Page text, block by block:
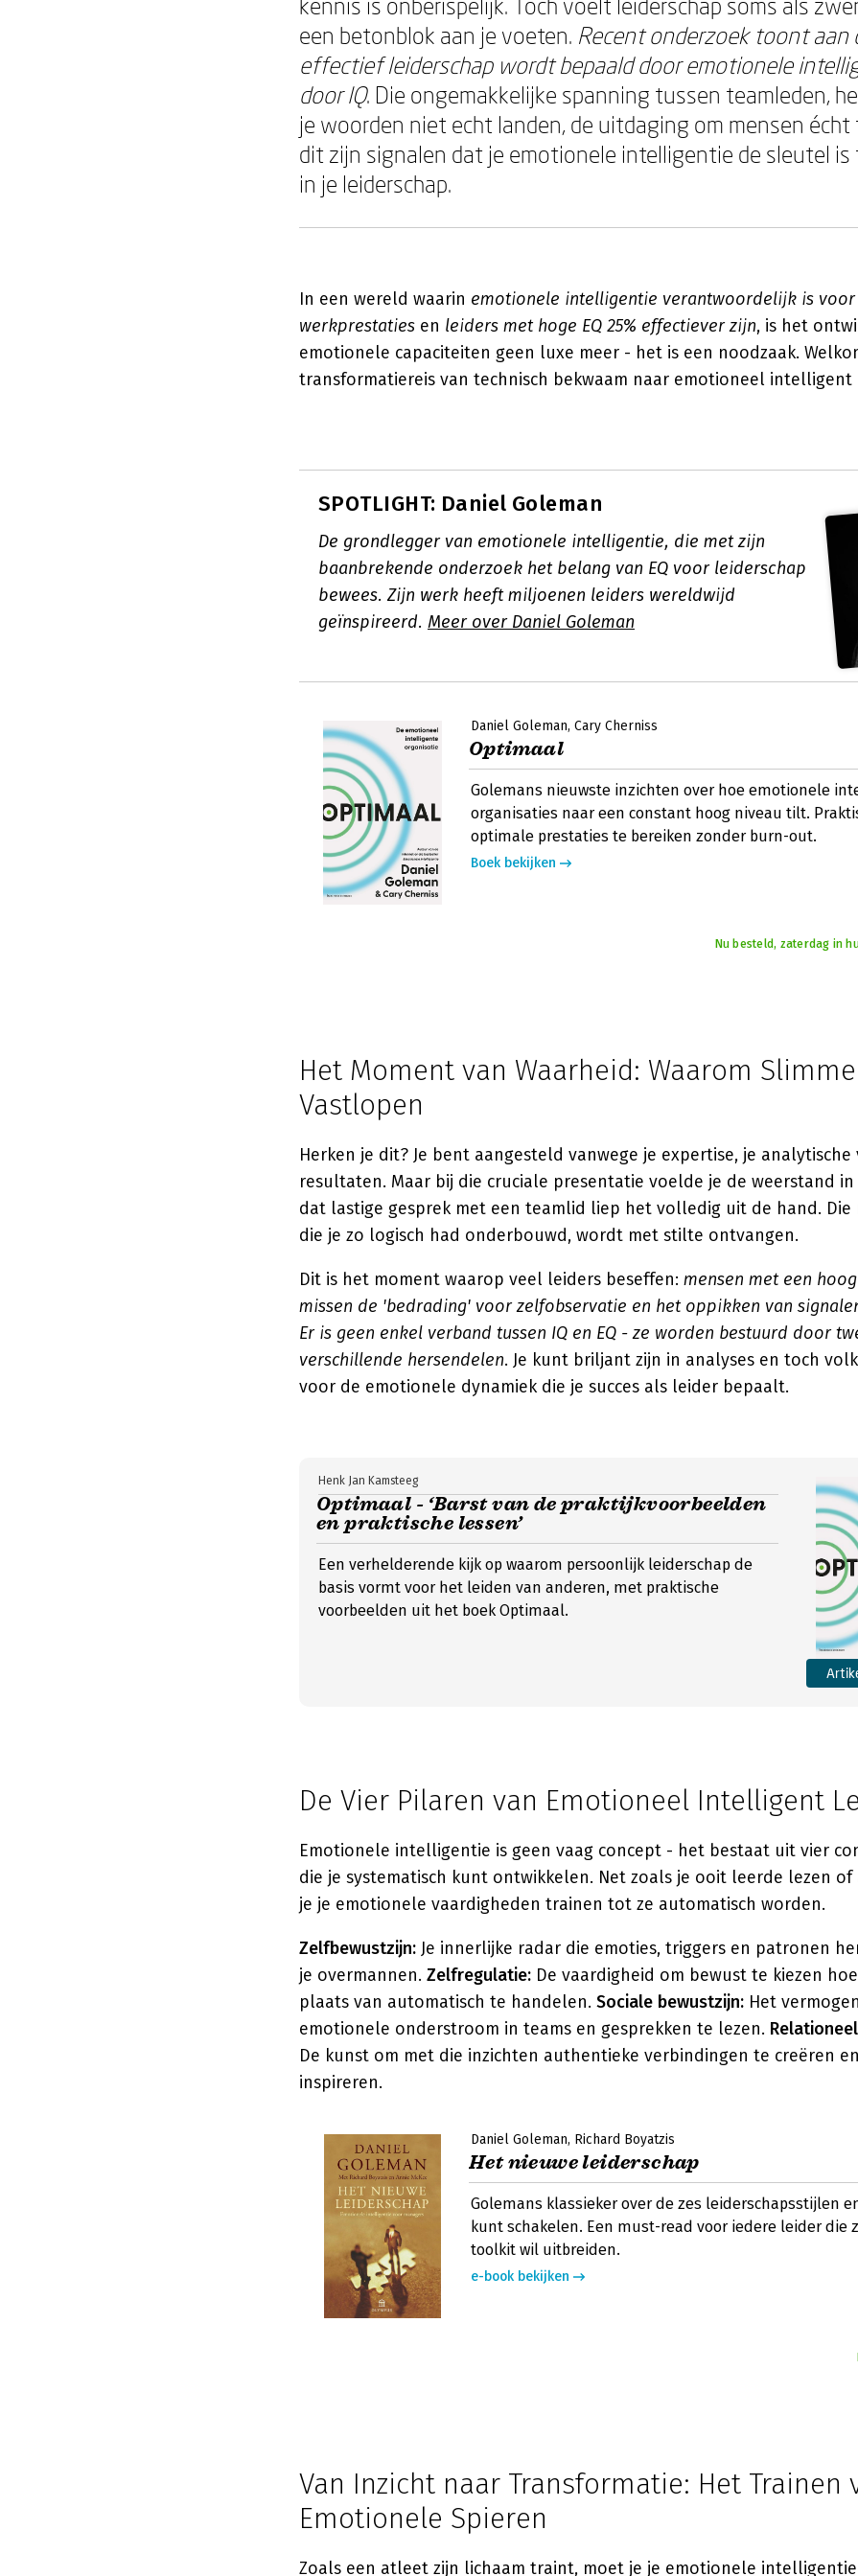
een betonblok aan je voeten. Recent onderzoek toont aan
effectief leiderschap wordt bepaald door emotionele
door IQ. Die ongemakkelijke spanning tussen teamleden,
je woorden niet echt landen, de uitdaging om mensen
dit zijn signalen dat je emotionele intelligentie de sleutel is
in je leiderschap.
In een wereld waarin emotionele intelligentie verantwoordelijk is voor
werkprestaties en leiders met hoge EQ 25% effectiever zijn, is het
emotionele capaciteiten geen luxe meer - het is een noodzaak.
transformatiereis van technisch bekwaam naar emotioneel intelligent
SPOTLIGHT: Daniel Goleman
De grondlegger van emotionele intelligentie, die met zijn
baanbrekende onderzoek het belang van EQ voor leiderschap
bewees. Zijn werk heeft miljoenen leiders wereldwijd
geïnspireerd. Meer over Daniel Goleman
Daniel Goleman Cary Cherniss
Optimaal
Golemans nieuwste inzichten over hoe emotionele
organisaties naar een constant hoog niveau tilt.
optimale prestaties te bereiken zonder burn-out.
Boek bekijken
Nu besteld, zaterdag in
Het Moment van Waarheid: Waarom
Vastlopen
Herken je dit? Je bent aangesteld vanwege je expertise, je analytische
resultaten. Maar bij die cruciale presentatie voelde je de weerstand in
dat lastige gesprek met een teamlid liep het volledig uit de hand. Die
die je zo logisch had onderbouwd, wordt met stilte ontvangen.
Dit is het moment waarop veel leiders beseffen: mensen met een
missen de 'bedrading' voor zelfobservatie en het oppikken van
Er is geen enkel verband tussen IQ en EQ - ze worden bestuurd door
verschillende hersendelen. Je kunt briljant zijn in analyses en toch
voor de emotionele dynamiek die je succes als leider bepaalt.
Optimaal - ‘Barst van de praktijkvoorbeelden
en praktische lessen’
Henk Jan Kamsteeg
Een verhelderende kijk op waarom persoonlijk leiderschap de
basis vormt voor het leiden van anderen, met praktische
voorbeelden uit het boek Optimaal.
De Vier Pilaren van Emotioneel Intelligent
Emotionele intelligentie is geen vaag concept - het bestaat uit vier
die je systematisch kunt ontwikkelen. Net zoals je ooit leerde lezen
je je emotionele vaardigheden trainen tot ze automatisch worden.
Zelfbewustzijn: Je innerlijke radar die emoties, triggers en patronen
je overmannen. Zelfregulatie: De vaardigheid om bewust te kiezen
plaats van automatisch te handelen. Sociale bewustzijn: Het
emotionele onderstroom in teams en gesprekken te lezen.
De kunst om met die inzichten authentieke verbindingen te creëren
inspireren.
Daniel Goleman Richard Boyatzis
Het nieuwe leiderschap
Golemans klassieker over de zes leiderschapsstijlen
kunt schakelen. Een must-read voor iedere leider die
toolkit wil uitbreiden.
e-book bekijken
Van Inzicht naar Transformatie: Het Trainen
Emotionele Spieren
Zoals een atleet zijn lichaam traint, moet je je emotionele